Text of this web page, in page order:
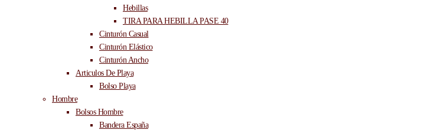
Hebillas
TIRA PARA HEBILLA PASE 40
Cinturón Casual
Cinturón Elástico
Cinturón Ancho
Articulos De Playa
Bolso Playa
Hombre
Bolsos Hombre
Bandera España